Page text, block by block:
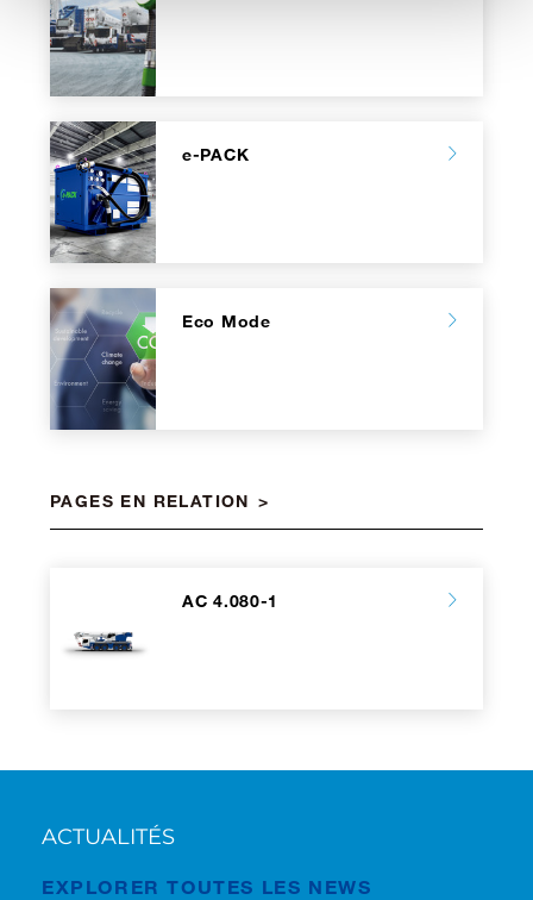
e-PACK
Eco Mode
PAGES EN RELATION
AC 4.080-1
ACTUALITÉS
EXPLORER TOUTES LES NEWS